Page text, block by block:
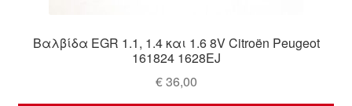
Βαλβίδα EGR 1.1, 1.4 και 1.6 8V Citroën Peugeot
161824 1628EJ
€36,00